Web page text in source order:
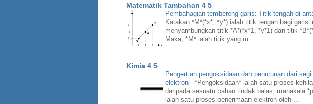
Matematik Tambahan 4 5
Pembahagian tembereng garis: Titik tengah di
Katakan *M*(*x*, *y*) ialah titik tengah bagi garis
menyambungkan titik *A*(*x*1, *y*1) dan titik
Maka, *M* ialah titik yang m...
Kimia 4 5
Pengertian pengoksidaan dan penurunan dari
elektron - *Pengoksidaan* ialah satu proses
daripada sesuatu bahan tindak balas, manakala
ialah satu proses penerimaan elektron oleh ...